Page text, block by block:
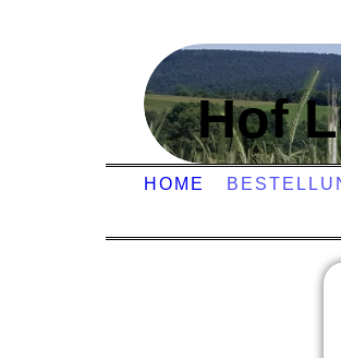
Hof
HOME